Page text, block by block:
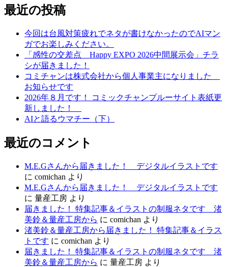
最近の投稿
今回は台風対策疲れでネタが書けなかったのでAIマン
ガでお楽しみください。
「感性の交差点 Happy EXPO 2026中間展示会」チラ
シが届きました！
コミチャンは株式会社から個人事業主になりました
お知らせです
2026年８月です！ コミックチャンプルーサイト表紙更
新しました！
AIと語るウマチー（下）
最近のコメント
M.E.Gさんから届きました！ デジタルイラストです
に comichan より
M.E.Gさんから届きました！ デジタルイラストです
に 量産工房 より
届きました！ 特集記事＆イラストの制服ネタです 渚
美鈴＆量産工房から に comichan より
渚美鈴＆量産工房から届きました！ 特集記事＆イラス
トです に comichan より
届きました！ 特集記事＆イラストの制服ネタです 渚
美鈴＆量産工房から に 量産工房 より